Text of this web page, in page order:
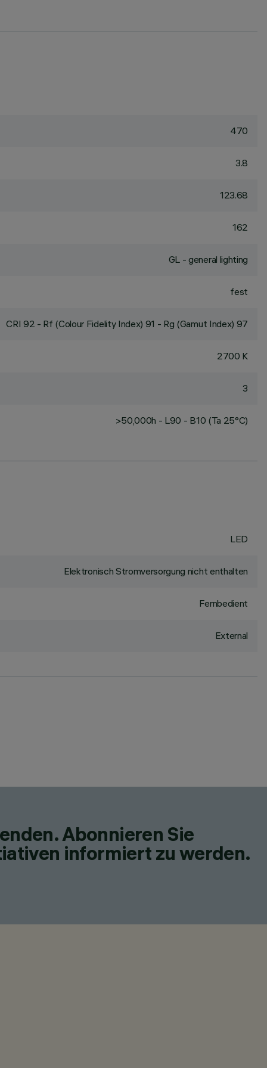
470
3.8
123.68
162
GL - general lighting
fest
CRI 92 - Rf (Colour Fidelity Index) 91 - Rg (Gamut Index) 97
2700 K
3
>50,000h - L90 - B10 (Ta 25°C)
LED
Elektronisch Stromversorgung nicht enthalten
Fernbedient
External
Abonnieren Sie
informiert zu werden.